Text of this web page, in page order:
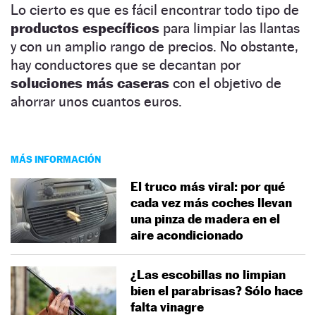
Lo cierto es que es fácil encontrar todo tipo de
productos específicos para limpiar las llantas
y con un amplio rango de precios. No obstante,
hay conductores que se decantan por
soluciones más caseras con el objetivo de
ahorrar unos cuantos euros.
MÁS INFORMACIÓN
El truco más viral: por qué
cada vez más coches llevan
una pinza de madera en el
aire acondicionado
¿Las escobillas no limpian
bien el parabrisas? Sólo hace
falta vinagre